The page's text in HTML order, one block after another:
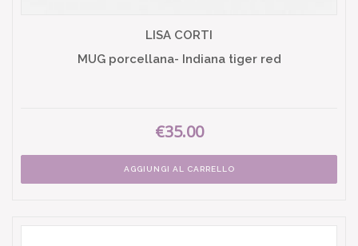
LISA CORTI
MUG porcellana- Indiana tiger red
€35.00
AGGIUNGI AL CARRELLO